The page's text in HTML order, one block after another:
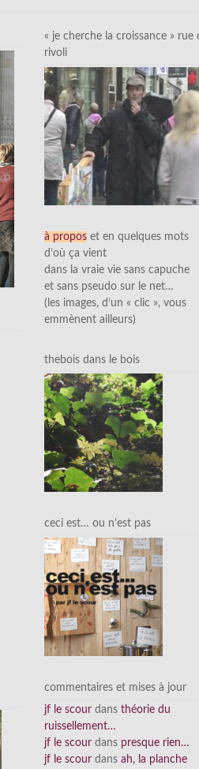
« je cherche la croissance » rue
rivoli
à propos et en quelques mots
d’où ça vient
dans la vraie vie sans capuche
et sans pseudo sur le net…
(les images, d’un « clic », vous
emmènent ailleurs)
thebois dans le bois
ceci est… ou n’est pas
commentaires et mises à jour
jf le scour dans théorie du
ruissellement…
jf le scour dans presque rien…
jf le scour dans ah, la planche